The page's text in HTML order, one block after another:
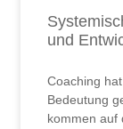
und
Coaching
Bedeutung
kommen auf